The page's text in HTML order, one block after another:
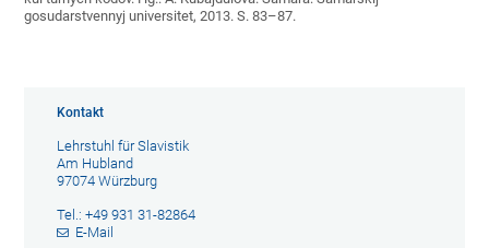
gosudarstvennyj universitet, 2013. S. 83–87.
Kontakt
Lehrstuhl für Slavistik
Am Hubland
97074 Würzburg
Tel.: +49 931 31-82864
E-Mail